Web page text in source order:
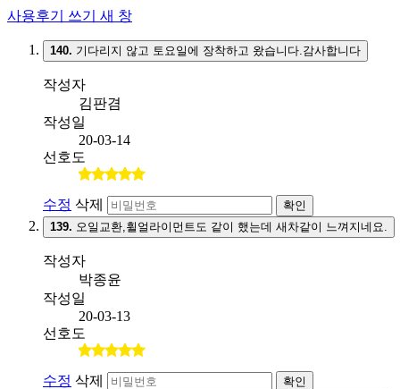
사용후기 쓰기 새 창
140. 기다리지 않고 토요일에 장착하고 왔습니다.감사합니다
작성자
김판겸
작성일
20-03-14
선호도
수정 삭제
확인
139. 오일교환,휠얼라이먼트도 같이 했는데 새차같이 느껴지네요.
작성자
박종윤
작성일
20-03-13
선호도
수정 삭제
확인